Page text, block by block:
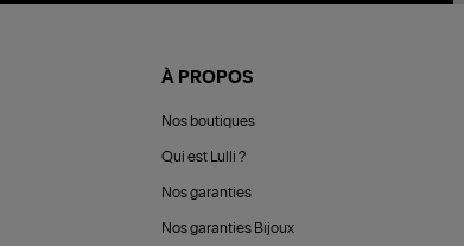
À PROPOS
Nos boutiques
Qui est Lulli ?
Nos garanties
Nos garanties Bijoux